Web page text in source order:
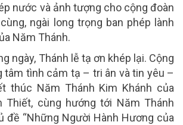
nước và ảnh tượng cho cộng đoàn
ngài long trọng ban phép lành
Năm Thánh.
ngày, Thánh lễ tạ ơn khép lại. Cộng
tâm tình cảm tạ – tri ân và tin yêu –
thúc Năm Thánh Kim Khánh của
Thiết, cùng hướng tới Năm Thánh
đề “Những Người Hành Hương của